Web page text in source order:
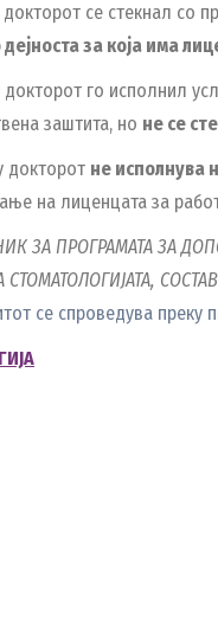
се стекнал со
за која има
го исполнил
заштита, но не се
докторот не исполнува
на лиценцата за
ЗА ПРОГРАМАТА ЗА
се спроведува